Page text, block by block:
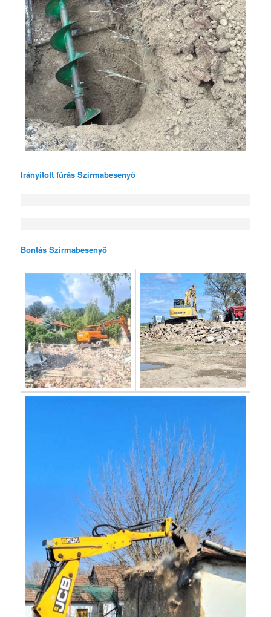
Irányított fúrás Szirmabesenyő
Bontás Szirmabesenyő